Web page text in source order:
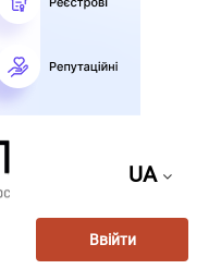
UA
Ввійти